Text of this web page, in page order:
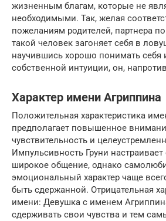
жизненным благам, которые не
необходимыми. Так, желая
пожеланиям родителей, партнера
такой человек загоняет себя в
научившись хорошо понимать себя
собственной интуиции, он,
Характер имени Агриппина
Положительная характеристика
предполагает повышенное
чувствительность и
Импульсивность Груни
широкое общение, однако
эмоциональный характер чаще
быть сдержанной. Отрицательная
имени: Девушка с именем
сдерживать свои чувства и тем